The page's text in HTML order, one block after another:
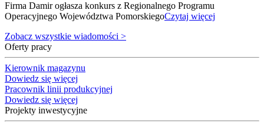
Firma Damir ogłasza konkurs z Regionalnego Programu
Operacyjnego Województwa PomorskiegoCzytaj więcej
Zobacz wszystkie wiadomości >
Oferty pracy
Kierownik magazynu
Dowiedz się więcej
Pracownik linii produkcyjnej
Dowiedz się więcej
Projekty inwestycyjne